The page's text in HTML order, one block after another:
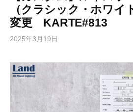
（クラシック・ホワイ
変更 KARTE#813
2025年3月19日